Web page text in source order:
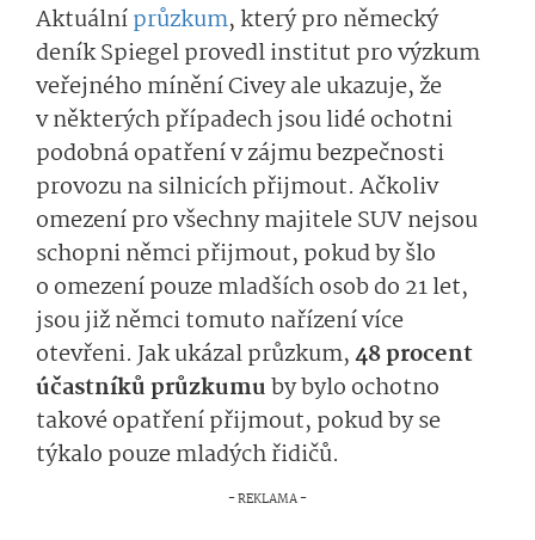
Aktuálníprůzkum, který pro německý
deník Spiegel provedl institut pro výzkum
veřejného mínění Civey ale ukazuje, že
v některých případech jsou lidé ochotni
podobná opatření v zájmu bezpečnosti
provozu na silnicích přijmout. Ačkoliv
omezení pro všechny majitele SUV nejsou
schopni němci přijmout, pokud by šlo
o omezení pouze mladších osob do 21 let,
jsou již němci tomuto nařízení více
otevřeni. Jak ukázal průzkum,48 procent
účastníků průzkumuby bylo ochotno
takové opatření přijmout, pokud by se
týkalo pouze mladých řidičů.